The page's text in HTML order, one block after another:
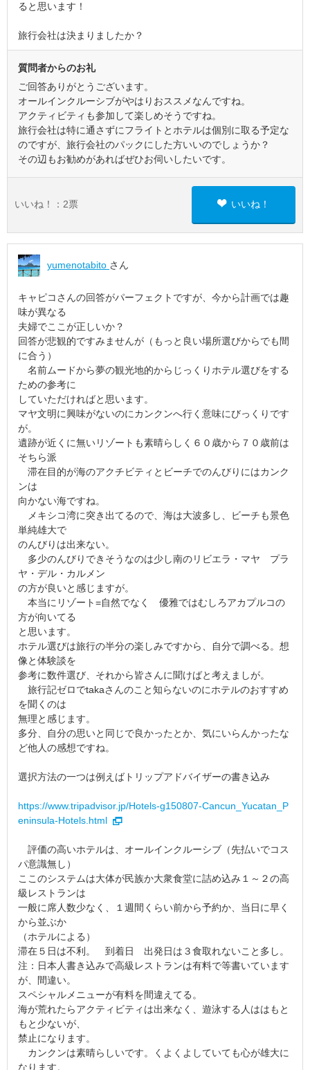
ると思います！
旅行会社は決まりましたか？
質問者からのお礼
ご回答ありがとうございます。
オールインクルーシブがやはりおススメなんですね。
アクティビティも参加して楽しめそうですね。
旅行会社は特に通さずにフライトとホテルは個別に取る予定な
のですが、旅行会社のパックにした方いいのでしょうか？
その辺もお勧めがあればぜひお伺いしたいです。
いいね！： 2票 いいね！
yumenotabito さん
キャピコさんの回答がパーフェクトですが、今から計画では趣
味が異なる
夫婦でここが正しいか？
回答が悲観的ですみませんが（もっと良い場所選びからでも間
に合う）
名前ムードから夢の観光地的からじっくりホテル選びをする
ための参考に
していただければと思います。
マヤ文明に興味がないのにカンクンへ行く意味にびっくりです
が。
遺跡が近くに無いリゾートも素晴らしく６０歳から７０歳前は
そちら派
滞在目的が海のアクチビティとビーチでのんびりにはカンク
ンは
向かない海ですね。
メキシコ湾に突き出てるので、海は大波多し、ビーチも景色
単純雄大で
のんびりは出来ない。
多少のんびりできそうなのは少し南のリビエラ・マヤ プラ
ヤ・デル・カルメン
の方が良いと感じますが。
本当にリゾート=自然でなく 優雅ではむしろアカプルコの
方が向いてる
と思います。
ホテル選びは旅行の半分の楽しみですから、自分で調べる。想
像と体験談を
参考に数件選び、それから皆さんに聞けばと考えましが。
旅行記ゼロでtakaさんのこと知らないのにホテルのおすすめ
を聞くのは
無理と感じます。
多分、自分の思いと同じで良かったとか、気にいらんかったな
ど他人の感想ですね。
選択方法の一つは例えばトリップアドバイザーの書き込み
https://www.tripadvisor.jp/Hotels-g150807-Cancun_Yucatan_P
eninsula-Hotels.html
評価の高いホテルは、オールインクルーシブ（先払いでコス
パ意識無し）
ここのシステムは大体が民族か大衆食堂に詰め込み１～２の高
級レストランは
一般に席人数少なく、１週間くらい前から予約か、当日に早く
から並ぶか
（ホテルによる）
滞在５日は不利。 到着日 出発日は３食取れないこと多し。
注：日本人書き込みで高級レストランは有料で等書いています
が、間違い。
スペシャルメニューが有料を間違えてる。
海が荒れたらアクティビティは出来なく、遊泳する人ははもと
もと少ないが、
禁止になります。
カンクンは素晴らしいです。くよくよしていても心が雄大に
なります。